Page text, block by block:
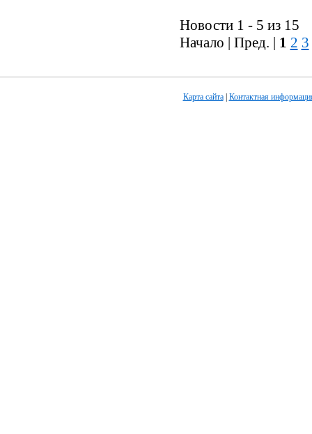
Новости 1 - 5 из 15
Начало | Пред. | 1 2 3
Карта сайта| Контактная